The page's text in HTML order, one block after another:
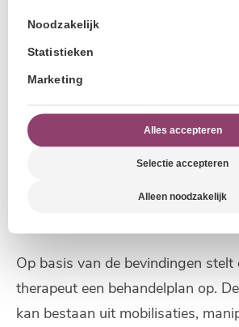
Noodzakelijk
Statistieken
Marketing
Alles accepteren
Selectie accepteren
Alleen noodzakelijk
multidiciplinaire fysiotherapie
Hoe verloopt een
Een behandeling begint met een
en lichamelijk onderzoek. Hierbij
naar uw klachten, medische
Op basis van de bevindingen stelt
therapeut een behandelplan op.
kan bestaan uit mobilisaties,